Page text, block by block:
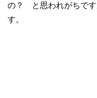
の？ と思われがちです
す。